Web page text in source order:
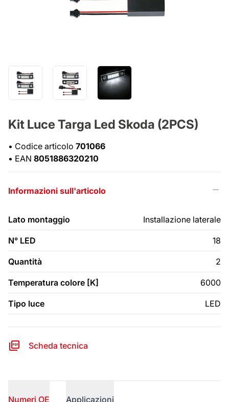
Kit Luce Targa Led Skoda (2PCS)
• Codice articolo 701066
• EAN 8051886320210
Informazioni sull'articolo
Lato montaggio Installazione laterale
N° LED 18
Quantità 2
Temperatura colore [K] 6000
Tipo luce LED
Scheda tecnica
Numeri OE Applicazioni